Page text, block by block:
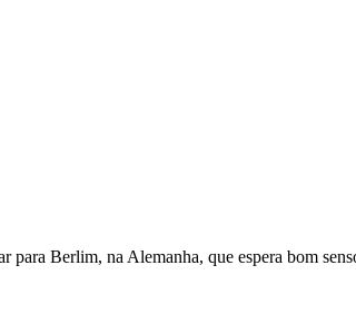
Berlim, na Alemanha, que espera bom